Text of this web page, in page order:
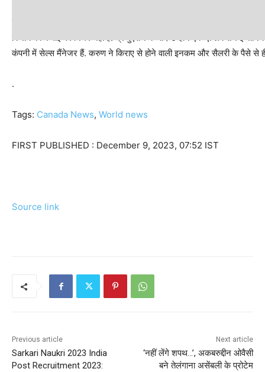
किराये की कमाई पर निर्भर नहीं है. ग्रेजुएशन के बाद उन्होंने एक एप्लिकेशन
कंपनी में सेल्स मैंनेजर हैं. करुण ने किराए से होने वाली इनकम और सैलरी के पैसे से ही
.
Tags: Canada News, World news
FIRST PUBLISHED : December 9, 2023, 07:52 IST
Source link
Previous article
Sarkari Naukri 2023 India
Post Recruitment 2023:
Next article
‘नहीं लेंगे शपथ…’, अकबरुद्दीन ओवैसी
बने तेलंगाना असेंबली के प्रोटेम